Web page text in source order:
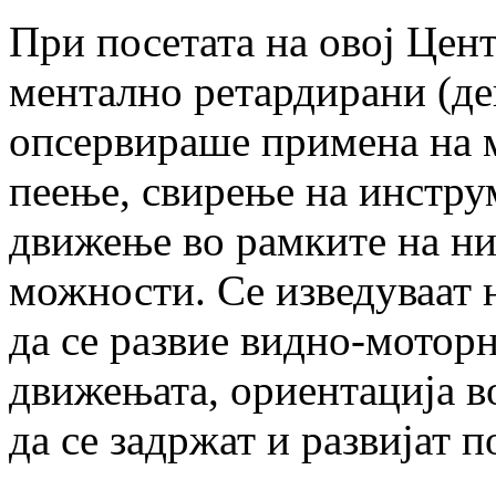
При посетата на овој
ментално ретардирани
опсервираше примена на
пеење, свирење на
движење во рамките на
можности. Се изведуваат
да се развие видно-
движењата, ориентација
да се задржат и развијат